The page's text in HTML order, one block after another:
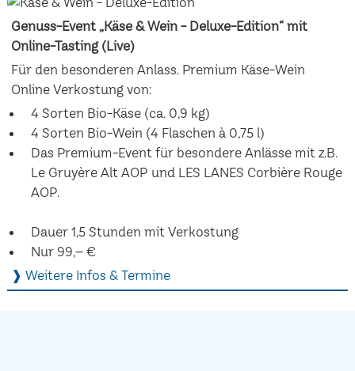
Genuss-Event „Käse & Wein - Deluxe-Edition“ mit
Online-Tasting (Live)
Für den besonderen Anlass. Premium Käse-Wein
Online Verkostung von:
4 Sorten Bio-Käse (ca. 0,9 kg)
4 Sorten Bio-Wein (4 Flaschen à 0,75 l)
Das Premium-Event für besondere Anlässe mit z.B.
Le Gruyère Alt AOP und LES LANES Corbière Rouge
AOP.
Dauer 1,5 Stunden mit Verkostung
Nur 99,– €
❱ Weitere Infos & Termine